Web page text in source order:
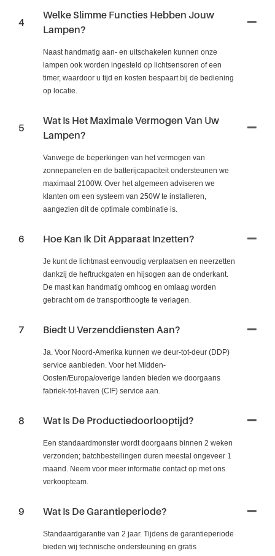
4
Welke Slimme Functies Hebben Jouw
Lampen?
Naast handmatig aan- en uitschakelen kunnen onze
lampen ook worden ingesteld op lichtsensoren of een
timer, waardoor u tijd en kosten bespaart bij de bediening
op locatie.
5
Wat Is Het Maximale Vermogen Van Uw
Lampen?
Vanwege de beperkingen van het vermogen van
zonnepanelen en de batterijcapaciteit ondersteunen we
maximaal 2100W. Over het algemeen adviseren we
klanten om een ​​systeem van 250W te installeren,
aangezien dit de optimale combinatie is.
6 Hoe Kan Ik Dit Apparaat Inzetten?
Je kunt de lichtmast eenvoudig verplaatsen en neerzetten
dankzij de heftruckgaten en hijsogen aan de onderkant.
De mast kan handmatig omhoog en omlaag worden
gebracht om de transporthoogte te verlagen.
7 Biedt U Verzenddiensten Aan?
Ja. Voor Noord-Amerika kunnen we deur-tot-deur (DDP)
service aanbieden. Voor het Midden-
Oosten/Europa/overige landen bieden we doorgaans
fabriek-tot-haven (CIF) service aan.
8 Wat Is De Productiedoorlooptijd?
Een standaardmonster wordt doorgaans binnen 2 weken
verzonden; batchbestellingen duren meestal ongeveer 1
maand. Neem voor meer informatie contact op met ons
verkoopteam.
9 Wat Is De Garantieperiode?
Standaardgarantie van 2 jaar. Tijdens de garantieperiode
bieden wij technische ondersteuning en gratis